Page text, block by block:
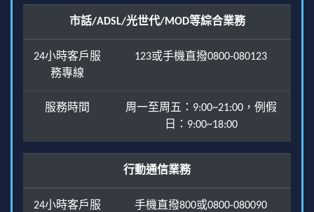
市話/ADSL/光世代/MOD等綜合業務
24小時客戶服
務專線
123或手機直撥0800-080123
服務時間
周一至周五：9:00~21:00，例假
日：9:00~18:00
行動通信業務
24小時客戶服
手機直撥800或0800-080090